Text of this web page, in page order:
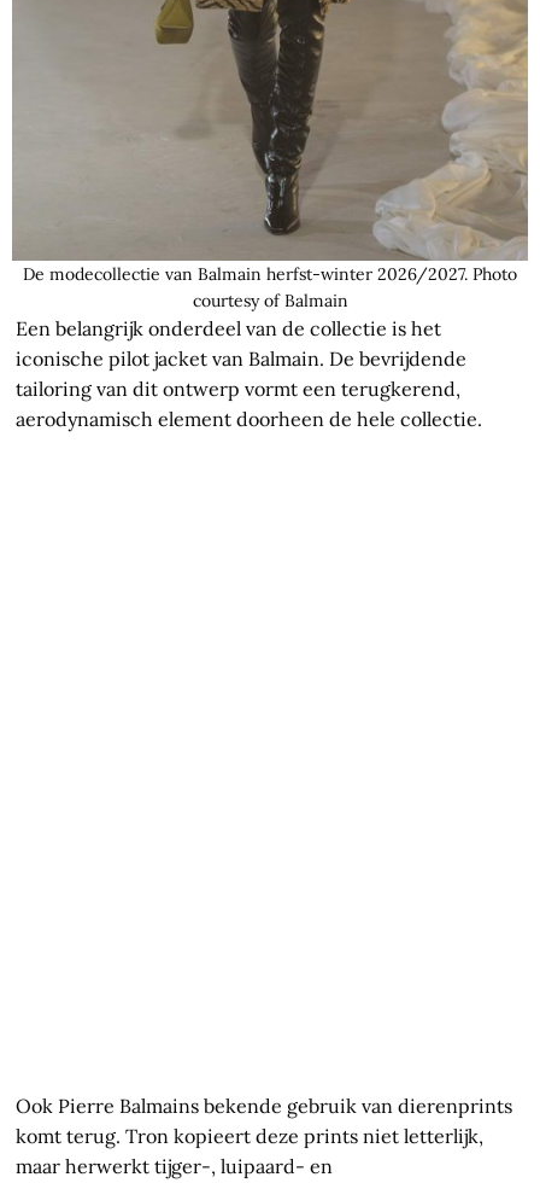
De modecollectie van Balmain herfst-winter 2026/2027. Photo
courtesy of Balmain
Een belangrijk onderdeel van de collectie is het
iconische pilot jacket van Balmain. De bevrijdende
tailoring van dit ontwerp vormt een terugkerend,
aerodynamisch element doorheen de hele collectie.
Ook Pierre Balmains bekende gebruik van dierenprints
komt terug. Tron kopieert deze prints niet letterlijk,
maar herwerkt tijger-, luipaard- en